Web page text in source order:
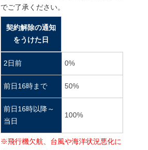
でご了承ください。
契約解除の通知
をうけた日
2日前 0%
前日16時まで 50%
前日16時以降～
当日
100%
※飛行機欠航、台風や海洋状況悪化に